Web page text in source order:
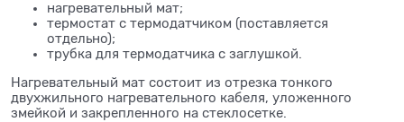
нагревательный мат;
термостат с термодатчиком (поставляется
отдельно);
трубка для термодатчика с заглушкой.
Нагревательный мат состоит из отрезка тонкого
двухжильного нагревательного кабеля, уложенного
змейкой и закрепленного на стеклосетке.